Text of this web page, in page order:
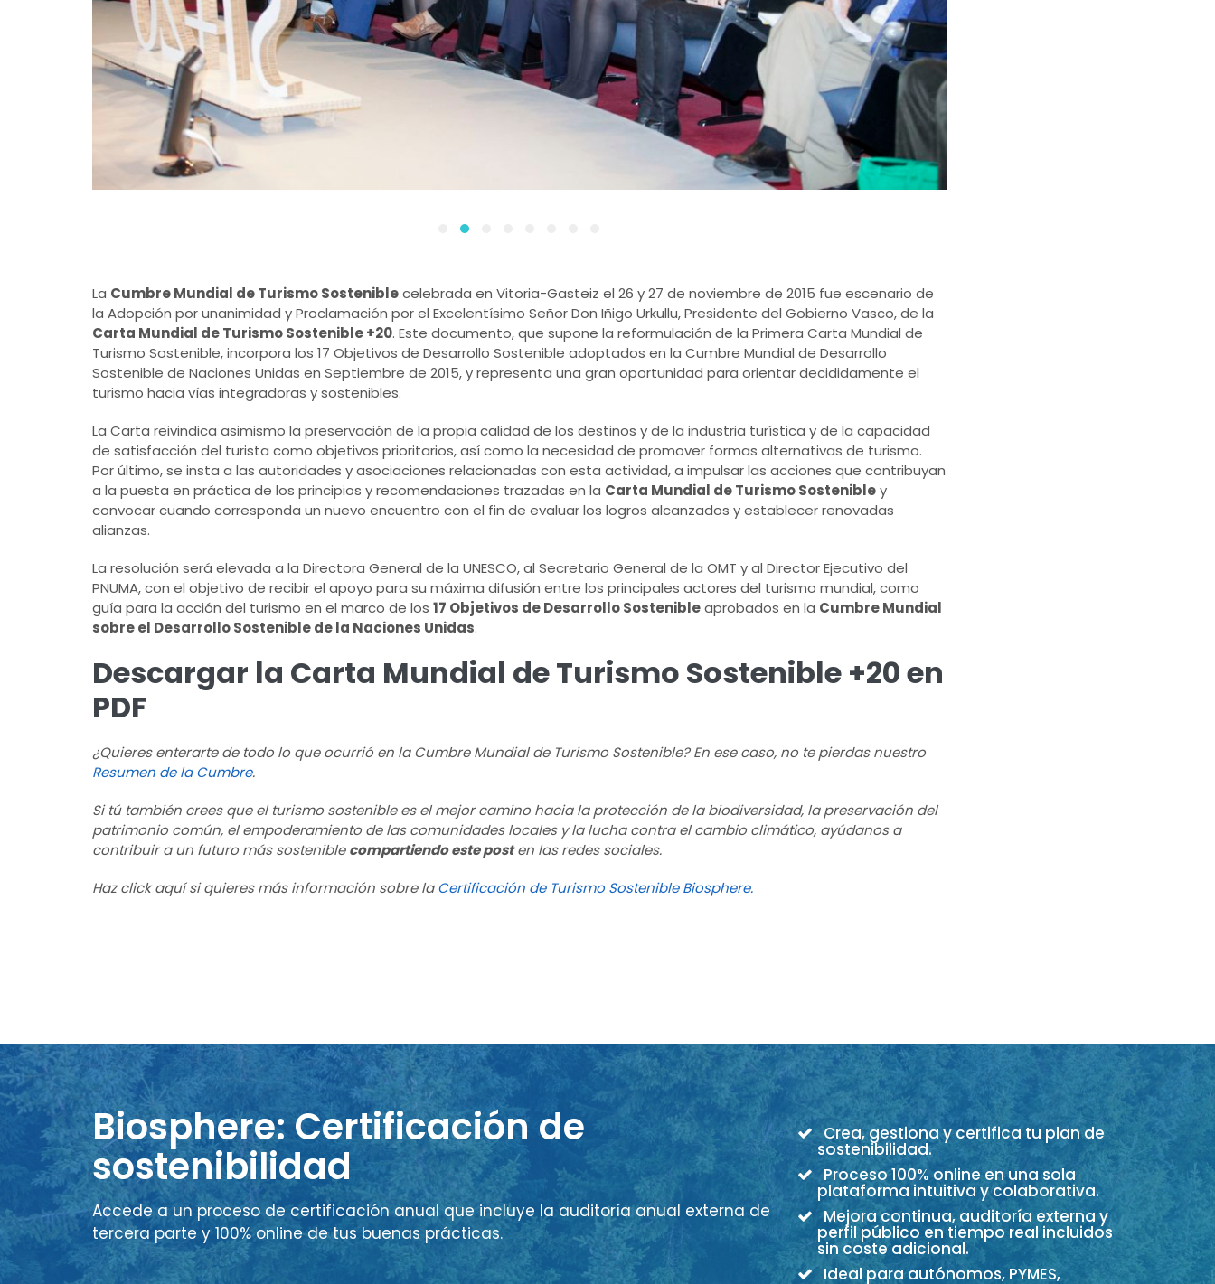
La Cumbre Mundial de Turismo Sosteniblecelebrada en Vitoria-Gasteiz el 26 y 27 de noviembre de 2015 fue escenario de
la Adopción por unanimidad y Proclamación por el Excelentísimo Señor Don Iñigo Urkullu, Presidente del Gobierno Vasco, de la
Carta Mundial de Turismo Sostenible +20. Este documento, que supone la reformulación de la Primera Carta Mundial de
Turismo Sostenible, incorpora los 17 Objetivos de Desarrollo Sostenible adoptados en la Cumbre Mundial de Desarrollo
Sostenible de Naciones Unidas en Septiembre de 2015, y representa una gran oportunidad para orientar decididamente el
turismo hacia vías integradoras y sostenibles.
La Carta reivindica asimismo la preservación de la propia calidad de los destinos y de la industria turística y de la capacidad
de satisfacción del turista como objetivos prioritarios, así como la necesidad de promover formas alternativas de turismo.
Por último, se insta a las autoridades y asociaciones relacionadas con esta actividad, a impulsar las acciones que contribuyan
a la puesta en práctica de los principios y recomendaciones trazadas en la Carta Mundial de Turismo Sostenibley
convocar cuando corresponda un nuevo encuentro con el fin de evaluar los logros alcanzados y establecer renovadas
alianzas.
La resolución será elevada a la Directora General de la UNESCO, al Secretario General de la OMT y al Director Ejecutivo del
PNUMA, con el objetivo de recibir el apoyo para su máxima difusión entre los principales actores del turismo mundial, como
guía para la acción del turismo en el marco de los 17 Objetivos de Desarrollo Sostenibleaprobados en la Cumbre Mundial
sobre el Desarrollo Sostenible de la Naciones Unidas.
Descargar la Carta Mundial de Turismo Sostenible +20 en
PDF
¿Quieres enterarte de todo lo que ocurrió en la Cumbre Mundial de Turismo Sostenible? En ese caso, no te pierdas nuestro
Resumen de la Cumbre.
Si tú también crees que el turismo sostenible es el mejor camino hacia la protección de la biodiversidad, la preservación del
patrimonio común, el empoderamiento de las comunidades locales y la lucha contra el cambio climático, ayúdanos a
contribuir a un futuro más sosteniblecompartiendo este posten las redes sociales.
Haz click aquí si quieres más información sobre laCertificación de Turismo Sostenible Biosphere.
Biosphere: Certificación de
sostenibilidad
Accede a un proceso de certificación anual que incluye la auditoría anual externa de
tercera parte y 100% online de tus buenas prácticas.
Crea, gestiona y certifica tu plan de
sostenibilidad.
Proceso 100% online en una sola
plataforma intuitiva y colaborativa.
Mejora continua, auditoría externa y
perfil público en tiempo real incluidos
sin coste adicional.
Ideal para autónomos, PYMES,